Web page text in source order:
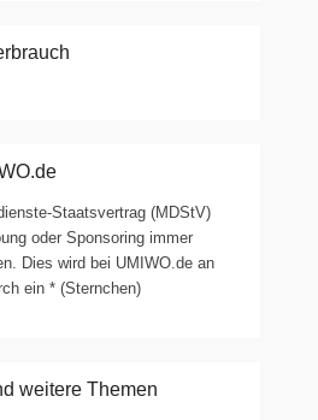
Staatsvertrag (MDStV)
oder Sponsoring immer
Dies wird bei UMIWO.de an
ein * (Sternchen)
weitere Themen